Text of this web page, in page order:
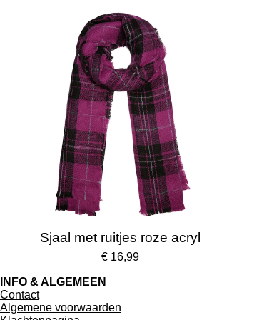
Sjaal met ruitjes roze acryl
€ 16,99
INFO & ALGEMEEN
Contact
Algemene voorwaarden